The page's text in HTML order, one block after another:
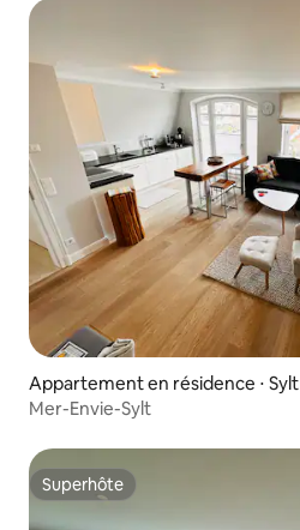
Appartement en résidence ⋅ Sylt
Mer-Envie-Sylt
Superhôte
Superhôte